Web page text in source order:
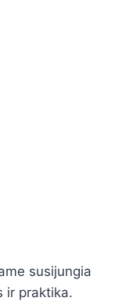
susijungia
ir praktika.